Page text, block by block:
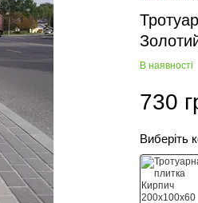
В наявності
730
Виберіть